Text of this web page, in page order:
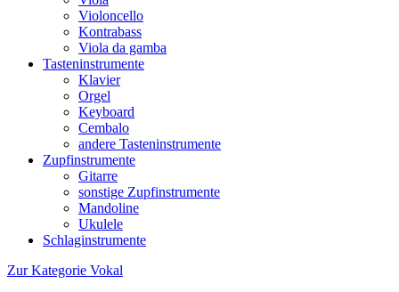
Violoncello
Kontrabass
Viola da gamba
Tasteninstrumente
Klavier
Orgel
Keyboard
Cembalo
andere Tasteninstrumente
Zupfinstrumente
Gitarre
sonstige Zupfinstrumente
Mandoline
Ukulele
Schlaginstrumente
Zur Kategorie Vokal